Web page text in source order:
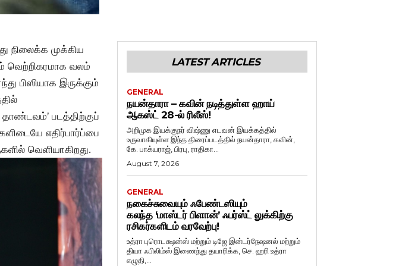
நிலைக்க முக்கிய
வெற்றிகரமாக வலம்
பிஸியாக இருக்கும்
படத்திற்குப்
எதிர்பார்ப்பை
வெளியாகிறது.
LATEST ARTICLES
GENERAL
நயன்தாரா – கவின் நடித்துள்ள ஹாய்
ஆகஸ்ட் 28-ல் ரிலீஸ்!
அறிமுக இயக்குநர் விஷ்ணு எடவன் இயக்கத்தில்
உருவாகியுள்ள இந்த திரைப்படத்தில் நயன்தாரா, கவின்,
கே. பாக்யராஜ், பிரபு, ராதிகா...
August 7, 2026
GENERAL
நகைச்சுவையும் ஃபேண்டஸியும்
கலந்த ‘மாஸ்டர் பிளான்’ ஃபர்ஸ்ட் லுக்கிற்கு
ரசிகர்களிடம் வரவேற்பு!
உத்ரா புரொடக்ஷன்ஸ் மற்றும் டிஜே இன்டர்நேஷனல் மற்றும்
தியா ஃபிலிம்ஸ் இணைந்து தயாரிக்க, செ. ஹரி உத்ரா
எழுதி,...